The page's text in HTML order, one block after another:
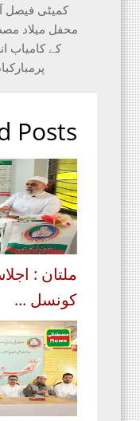
کمیٹی فیصل
محفل میلاد
کے کامیاب
Posts
ملتان :
کونسل ...